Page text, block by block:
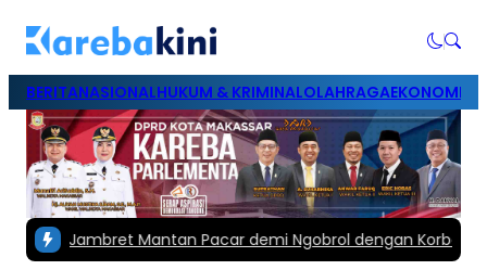
BERITANASIONALHUKUM & KRIMINALOLAHRAGAEKONOMI &
Jambret Mantan Pacar demi Ngobrol dengan Korban|